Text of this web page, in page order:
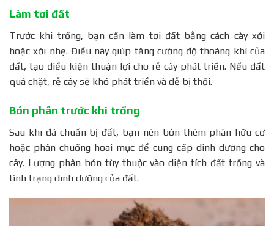
Làm tơi đất
Trước khi trồng, bạn cần làm tơi đất bằng cách cày xới
hoặc xới nhẹ. Điều này giúp tăng cường độ thoáng khí của
đất, tạo điều kiện thuận lợi cho rễ cây phát triển. Nếu đất
quá chặt, rễ cây sẽ khó phát triển và dễ bị thối.
Bón phân trước khi trồng
Sau khi đã chuẩn bị đất, bạn nên bón thêm phân hữu cơ
hoặc phân chuồng hoai mục để cung cấp dinh dưỡng cho
cây. Lượng phân bón tùy thuộc vào diện tích đất trồng và
tình trạng dinh dưỡng của đất.